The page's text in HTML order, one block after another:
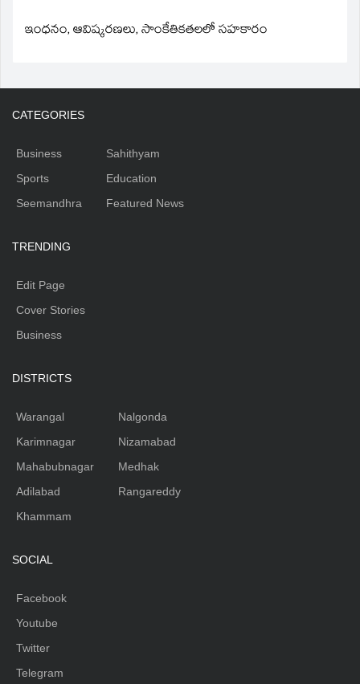
ఇంధనం, ఆవిష్కరణలు, సాంకేతికతలలో సహకారం
CATEGORIES
Business
Sports
Seemandhra
Sahithyam
Education
Featured News
TRENDING
Edit Page
Cover Stories
Business
DISTRICTS
Warangal
Karimnagar
Mahabubnagar
Adilabad
Khammam
Nalgonda
Nizamabad
Medhak
Rangareddy
SOCIAL
Facebook
Youtube
Twitter
Telegram